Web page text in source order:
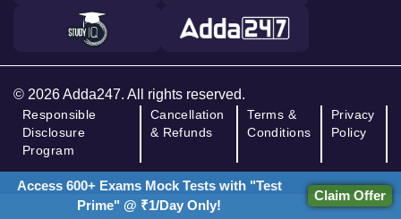
© 2026 Adda247. All rights reserved.
Responsible
Disclosure
Program
Cancellation
& Refunds
Terms &
Conditions
Privacy
Policy
Access 600+ Exams Mock Tests with "Test
Prime" @ ₹1/Day Only!
Claim Offer